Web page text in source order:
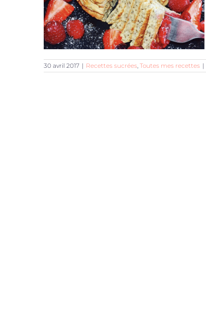
30 avril 2017 | Recettes sucrées, Toutes mes recettes |